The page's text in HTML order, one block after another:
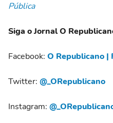
Pública
Siga o Jornal O
Facebook: O Republicano |
Twitter: @_ORepublicano
Instagram: